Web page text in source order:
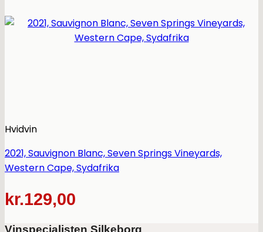
Hvidvin
2021, Sauvignon Blanc, Seven Springs Vineyards,
Western Cape, Sydafrika
kr.129,00
Vinspecialisten Silkeborg